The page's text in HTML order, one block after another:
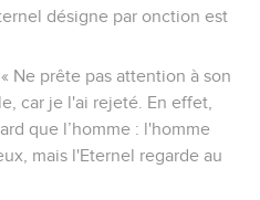
désigne par onction est
Ne prête pas attention à son
car je l'ai rejeté. En effet,
que l’homme : l'homme
mais l'Eternel regarde au